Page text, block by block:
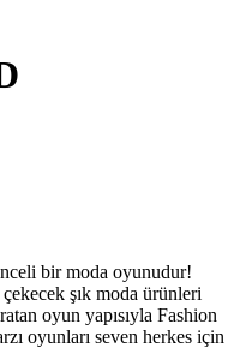
bir moda oyunudur!
şık moda ürünleri
oyun yapısıyla Fashion
oyunları seven herkes için